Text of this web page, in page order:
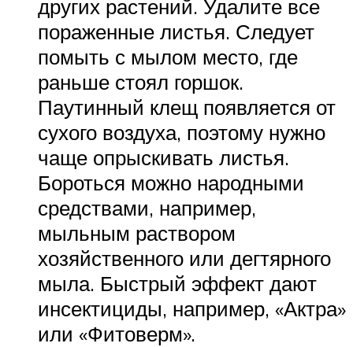
других растений. Удалите все
пораженные листья. Следует
помыть с мылом место, где
раньше стоял горшок.
Паутинный клещ появляется от
сухого воздуха, поэтому нужно
чаще опрыскивать листья.
Бороться можно народными
средствами, например,
мыльным раствором
хозяйственного или дегтярного
мыла. Быстрый эффект дают
инсектициды, например, «Актра»
или «Фитоверм».